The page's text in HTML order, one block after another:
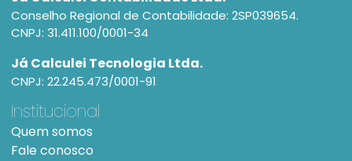
Conselho Regional de Contabilidade: 2SP039654.
CNPJ: 31.411.100/0001-34
Já Calculei Tecnologia Ltda.
CNPJ: 22.245.473/0001-91
Institucional
Quem somos
Fale conosco